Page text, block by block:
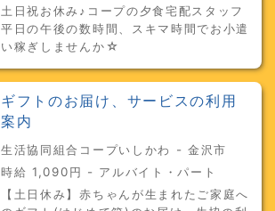
土日祝お休み♪コープの夕食宅配スタッフ
平日の午後の数時間、スキマ時間でお小遣
い稼ぎしませんか☆
ギフトのお届け、サービスの利用
案内
生活協同組合コープいしかわ - 金沢市
時給 1,090円 - アルバイト・パート
【土日休み】赤ちゃんが生まれたご家庭へ